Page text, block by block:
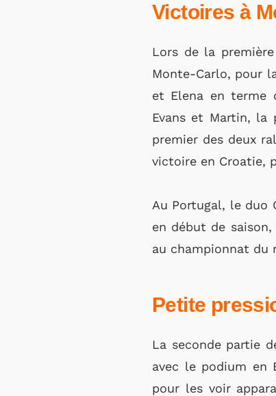
Victoires à
Lors de la
Monte-Carlo, pour
et Elena en terme
Evans et Martin, la
premier des deux
victoire en Croatie,
Au Portugal, le duo
en début de
au championnat du
Petite
La seconde partie
avec le podium en
pour les voir